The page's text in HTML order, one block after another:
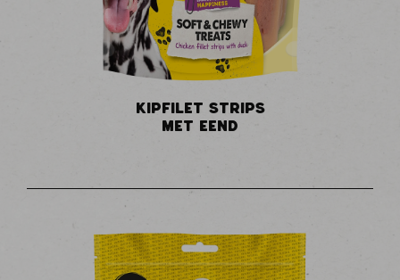
KIPFILET STRIPS
MET EEND